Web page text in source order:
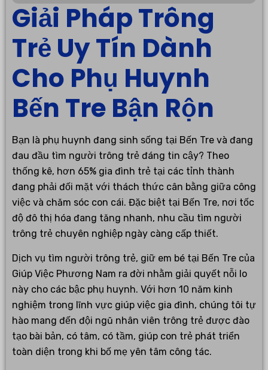
Giải Pháp Trông
Trẻ Uy Tín Dành
Cho Phụ Huynh
Bến Tre Bận Rộn
Bạn là phụ huynh đang sinh sống tại Bến Tre và đang
đau đầu tìm người trông trẻ đáng tin cậy? Theo
thống kê, hơn 65% gia đình trẻ tại các tỉnh thành
đang phải đối mặt với thách thức cân bằng giữa công
việc và chăm sóc con cái. Đặc biệt tại Bến Tre, nơi tốc
độ đô thị hóa đang tăng nhanh, nhu cầu tìm người
trông trẻ chuyên nghiệp ngày càng cấp thiết.
Dịch vụ tìm người trông trẻ, giữ em bé tại Bến Tre của
Giúp Việc Phương Nam ra đời nhằm giải quyết nỗi lo
này cho các bậc phụ huynh. Với hơn 10 năm kinh
nghiệm trong lĩnh vực giúp việc gia đình, chúng tôi tự
hào mang đến đội ngũ nhân viên trông trẻ được đào
tạo bài bản, có tâm, có tầm, giúp con trẻ phát triển
toàn diện trong khi bố mẹ yên tâm công tác.